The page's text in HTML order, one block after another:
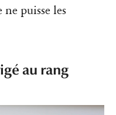
puisse les
au rang